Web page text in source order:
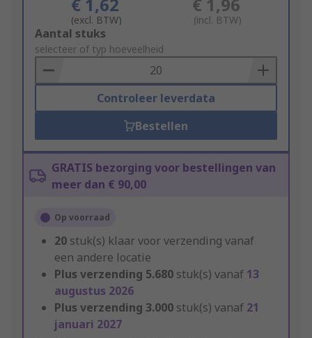
€ 1,62
(excl. BTW)
€ 1,96
(incl. BTW)
Add
to
Basket
Aantal stuks
selecteer of typ hoeveelheid
Controleer leverdata
Bestellen
GRATIS bezorging voor bestellingen van
meer dan € 90,00
Op voorraad
20 stuk(s) klaar voor verzending vanaf
een andere locatie
Plus verzending 5.680 stuk(s) vanaf 13
augustus 2026
Plus verzending 3.000 stuk(s) vanaf 21
januari 2027